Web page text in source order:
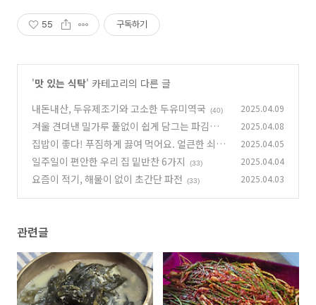
55 구독하기
'맛 있는 식탁' 카테고리의 다른 글
내돈내산, 두유제조기와 고소한 두유미역국
(40) 2025.04.09
겨울 견뎌낸 밀가루 풀없이 쉽게 담그는 파김치
(36)
2025.04.08
집밥이 좋다! 푸짐하게 끓여 먹어요. 얼큰한 쇠고
기국
(33)
2025.04.05
일주일이 편안한 우리 집 밑반찬 6가지 (33) 2025.04.04
요즘이 적기, 해물이 없이 초간단 파전 (33) 2025.04.03
관련글